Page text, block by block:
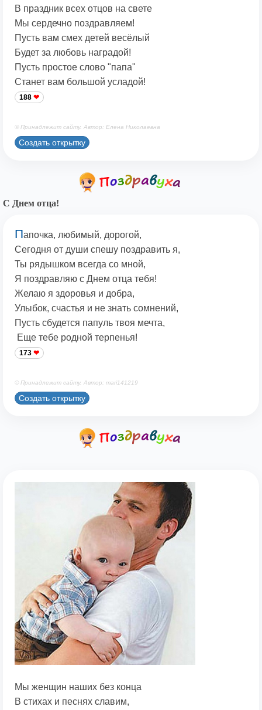
В праздник всех отцов на свете
Мы сердечно поздравляем!
Пусть вам смех детей весёлый
Будет за любовь наградой!
Пусть простое слово "папа"
Станет вам большой усладой!
188
© Принадлежит сайту. Автор: Елена Николаевна
Создать открытку
С Днем отца!
Папочка, любимый, дорогой,
Сегодня от души спешу поздравить я,
Ты рядышком всегда со мной,
Я поздравляю с Днем отца тебя!
Желаю я здоровья и добра,
Улыбок, счастья и не знать сомнений,
Пусть сбудется папуль твоя мечта,
Еще тебе родной терпенья!
173
© Принадлежит сайту. Автор: mari141219
Создать открытку
Мы женщин наших без конца
В стихах и песнях славим,